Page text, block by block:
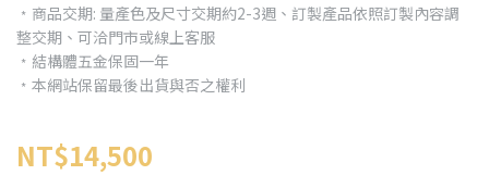
﹡商品交期: 量產色及尺寸交期約2-3週、訂製產品依照訂製內容調
整交期、可洽門市或線上客服
﹡結構體五金保固一年
﹡本網站保留最後出貨與否之權利
NT$14,500